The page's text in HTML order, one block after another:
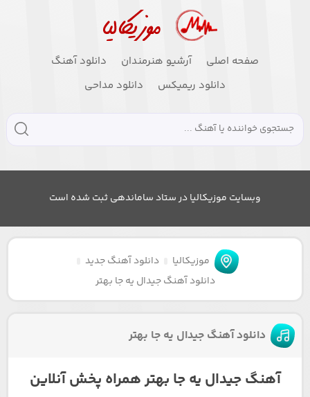
صفحه اصلی آرشیو هنرمندان
دانلود آهنگ
دانلود ریمیکس
دانلود مداحی
وبسایت موزیکالیا در ستاد ساماندهی ثبت شده است
موزیکالیا
دانلود آهنگ جدید
دانلود آهنگ جیدال یه جا بهتر
دانلود آهنگ جیدال یه جا بهتر
آهنگ جیدال یه جا بهتر همراه پخش آنلاین